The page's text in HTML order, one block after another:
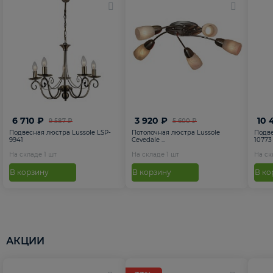
9 587 ₽
6 710 ₽
Подвесная люстра Lussole LSP-
9941
На складе 1 шт
В корзину
5 600 ₽
3 920 ₽
Потолочная люстра Lussole
Cevedale ...
На складе 1 шт
В корзину
10
10773
На
В
АКЦИИ